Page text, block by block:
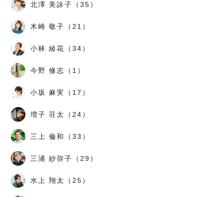
北澤 美詠子（35）
木崎 敬子（21）
小林 綾花（34）
今野 修志（1）
小坂 麻実（17）
増子 荘太（24）
三上 倫和（33）
三浦 紗弥子（29）
水上 翔太（25）